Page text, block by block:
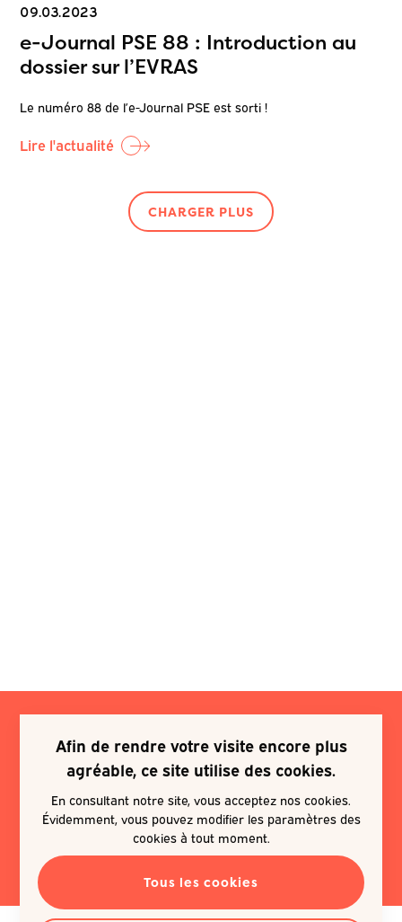
09.03.2023
e-Journal PSE 88 : Introduction au
dossier sur l’EVRAS
Le numéro 88 de l’e-Journal PSE est sorti !
Lire l'actualité
CHARGER PLUS
Je souhaite m'inscrire à une
newsletter
EN SAVOIR PLUS
Afin de rendre votre visite encore plus
agréable, ce site utilise des cookies.
En consultant notre site, vous acceptez nos cookies.
Évidemment, vous pouvez modifier les paramètres des
cookies à tout moment.
Tous les cookies